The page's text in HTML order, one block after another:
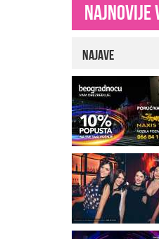
Najnovije
Najave